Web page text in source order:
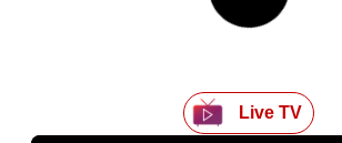
Live TV